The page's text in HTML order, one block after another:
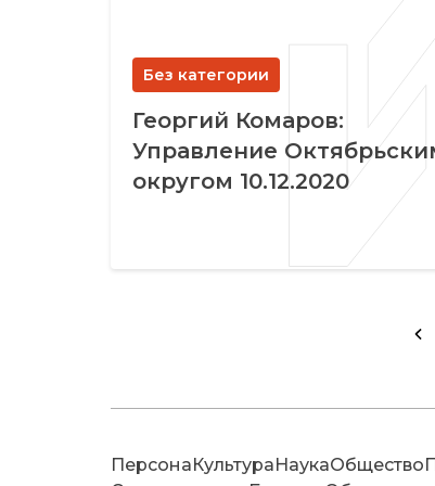
Без категории
Георгий Комаров:
Управление
округом 10.12.2020
Персона Культура НаукаОбщество